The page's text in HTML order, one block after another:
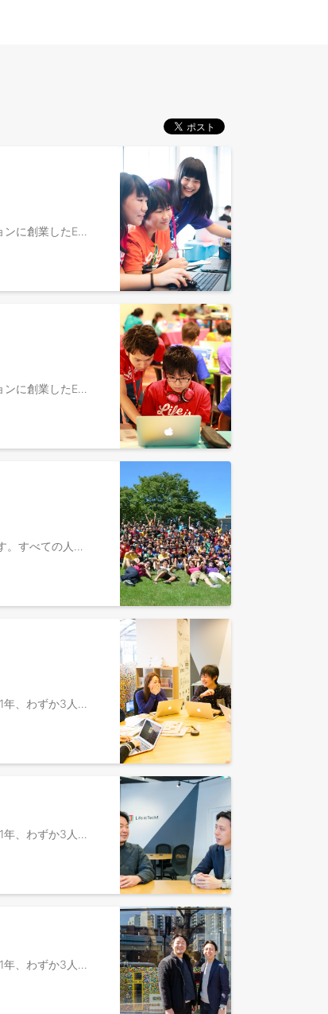
▼私たちについて ライフイズテックは、2010年に「中高生ひとり一人の可能性を一人でも多く、最大限伸ばす」をミッションに創業したEdTech企業です。 中学・高校生向けIT・プログラミング教育サービス「Life is Tech ! （ライフイズテック）」からスタートし、延べ5.9万人以上が参加する国内最大規模のITキャンプ・スクールとなりました。 2018年にオンラインで学べるディズニー・プログラミング学習教材「テクノロジア魔法学校」を発売。 2019年には、新学習指導要領に対応した学校向けオンラインプログラミング教材「ライフイズテック レッスン」の提供を開始しました。本教材は、全国の600以上の自治体、約4,400校の公立・私立学校、約135万人に利用いただいています。現在は、プログラミング教育の枠を超えて、生徒・教員の双方を支援する多様なプログラムを展開中です。 また、学校教育でのデジタル学習環境提供に加えて、課外でより深く実践的な「デジタル × 課題解決体験」をお届けする「自治体向けイノベーション人材育成プログラム」を全国の自治体に提供し始めています。 2021年にはDX事業部を立ち上げ、中高生向けデジタル教育で培ったノウハウを活かして、大手企業を中心に、業界や規模を問わず150社以上の企業に対しDX人材育成サービスを提供しています。 複数の事業が立ち上がり、それぞれが成長するなかで、ライフイズテックは今まさに第二創業期を迎えています。創りたい未来に向けて、まだまだ課題はたくさんあります。100年に1度と言われる教育変革に、ぜひ一緒にチャレンジしませんか。 ▼【EdTech事業】について 令和3年度より全面実施となった新学習指導要領により、中学校でのプログラミング学習領域が拡大されたことを受け、自治体・学校での対応が迫られています。また、プログラミング学習については、教員の専門性やスキルによって自治体内での学校間格差が生まれやすいことが懸念されています。そこで、自治体内での学習内容に差が出ないようEdTech教材「ライフイズテックレッスン」を全ての学校に導入する動きを加速させております。 情報科向けの教材だけでなく、探究活動向けの生成AIサービスや、学校で最先端のAIを活用したモノづくり体験を届けるイベントの実施など、活動の枠は広がっており、地域・社会課題解決を担う次世代の「デジタルイノベーター」育成をできる事業が拡大しています。 ※参考記事：https://life-is-tech.com/news/news/240127-release ▼業務内容 全国の教育委員会や自治体、中学校・高校に対しての新規導入・活用促進・継続の提案をお任せします。 【具体的には】 ・顧客に伴走し、課題・ニーズのヒアリング〜新規導入・継続の提案 ・例えば、学校の教育課題・経営課題のヒアリングを基点としたコンサルティングセールス（EdTech教材、生徒・教員向けキャンプ、探究プログラムなど） ・顧客伴走型のカスタマーサクセス支援（導入説明・活用促進） ・営業戦略の策定、KPI達成のための改善 ▼ポジションの魅力 ・「中高生の未来を作っていく」、「新たな公教育やデジタルイノベーター育成の仕組みを作っていく」という手触り感を感じながら仕事ができる ・全国的な教育変革の追い風のなか、成長中の事業で新たな価値を創造できる ・IS→FS→CSMまで一気通貫で顧客に伴走できるため、コンサルティングセールスとしての総合力が磨ける ▼社員インタビュー ・教育が変わる2020年。「あなたの経験」が教育を変える！今こそ教育業界へ飛び込むべきタイミングな理由 https://www.wantedly.com/companies/lifeistech/post_articles/237750 ・学習格差を埋め、デジタルイノベーション人材を育てる——ライフイズテック https://www.ntt.com/lp/koel/semipublic-interviews/life-is-tech/
▼私たちについて ライフイズテックは、2010年に「中高生ひとり一人の可能性を一人でも多く、最大限伸ばす」をミッションに創業したEdTech企業です。 中学・高校生向けIT・プログラミング教育サービス「Life is Tech ! （ライフイズテック）」からスタートし、延べ5.9万人以上が参加する国内最大規模のITキャンプ・スクールとなりました。 2018年にオンラインで学べるディズニー・プログラミング学習教材「テクノロジア魔法学校」を発売。 2019年には、新学習指導要領に対応した学校向けオンラインプログラミング教材「ライフイズテック レッスン」の提供を開始しました。本教材は、全国の600以上の自治体、約4,400校の公立・私立学校、約135万人に利用いただいています。現在は、プログラミング教育の枠を超えて、生徒・教員の双方を支援する多様なプログラムを展開中です。 また、学校教育でのデジタル学習環境提供に加えて、課外でより深く実践的な「デジタル × 課題解決体験」をお届けする「自治体向けイノベーション人材育成プログラム」を全国の自治体に提供し始めています。 2021年にはDX事業部を立ち上げ、中高生向けデジタル教育で培ったノウハウを活かして、大手企業を中心に、業界や規模を問わず150社以上の企業に対しDX人材育成サービスを提供しています。 複数の事業が立ち上がり、それぞれが成長するなかで、ライフイズテックは今まさに第二創業期を迎えています。創りたい未来に向けて、まだまだ課題はたくさんあります。100年に1度と言われる教育変革に、ぜひ一緒にチャレンジしませんか。 ▼【EdTech事業】について 令和3年度より全面実施となった新学習指導要領により、中学校でのプログラミング学習領域が拡大されたことを受け、自治体・学校での対応が迫られています。また、プログラミング学習については、教員の専門性やスキルによって自治体内での学校間格差が生まれやすいことが懸念されています。そこで、自治体内での学習内容に差が出ないようEdTech教材「ライフイズテックレッスン」を全ての学校に導入する動きを加速させております。 情報科向けの教材だけでなく、探究活動向けの生成AIサービスや、学校で最先端のAIを活用したモノづくり体験を届けるイベントの実施など、活動の枠は広がっており、地域・社会課題解決を担う次世代の「デジタルイノベーター」育成をできる事業が拡大しています。 ※参考記事：https://life-is-tech.com/news/news/240127-release ▼業務内容 全国の教育委員会や自治体、中学校・高校に対しての新規導入・活用促進・継続の提案をお任せします。 【具体的には】 ・顧客に伴走し、課題・ニーズのヒアリング〜新規導入・継続の提案 ・例えば、学校の教育課題・経営課題のヒアリングを基点としたコンサルティングセールス（EdTech教材、生徒・教員向けキャンプ、探究プログラムなど） ・顧客伴走型のカスタマーサクセス支援（導入説明・活用促進） ・営業戦略の策定、KPI達成のための改善 ▼ポジションの魅力 ・「中高生の未来を作っていく」、「新たな公教育やデジタルイノベーター育成の仕組みを作っていく」という手触り感を感じながら仕事ができる ・「教育を通じた社会貢献」という共通ゴールのもと、経営方針に納得感をもって取り組める ・教育変革の社会的ニーズが高まる中で、大きな変化の中でも、自ら事業をリードしていける環境で働くことができる ▼社員インタビュー ・教育が変わる2020年。「あなたの経験」が教育を変える！今こそ教育業界へ飛び込むべきタイミングな理由 https://www.wantedly.com/companies/lifeistech/post_articles/237750 ・学習格差を埋め、デジタルイノベーション人材を育てる——ライフイズテック https://www.ntt.com/lp/koel/semipublic-interviews/life-is-tech/
▼ 私たちが、本気で実現したい未来 「世界を変える力を、すべての人に。」 これは、私たちのコーポレートスローガンです。すべての人が最新のテクノロジーを活用しながら、あらゆる課題を解決し未来を創造していける、そんな可能性に満ちた社会を本気で創りたいと思っています。 ▼ あなたに、仲間として託したいこと 教育を起点に解決すべきまた解決できる社会課題は山のようにあります。私たちは、それらを単に既存事業で対応するだけでなく一つひとつの課題を新しい事業として生み出し継続的に解決していくという強い想いを込めて、自らを「事業開発事業部」と名付けています。 あなたにお任せしたいのは、まさにその「事業開発」です。 私たちのチームには、元官僚、コンサルタント、起業家、そして事業会社で圧倒的な成果を出してきた者など、多様なバックグラウンドを持ちながら「教育で社会を変える」という一点で繋がった熱い想いを持つ仲間が集まっています。あなたには、この最高の仲間たちと共に「共創」の仕掛け人となってほしいと考えています。 「共創」とは、次世代の人材を輩出する学校、ビジネスの力で社会を良くする企業、地方創生を図ろうとする国や自治体といった多様な関係者の懐に深く入り込み、信頼を築き、彼らと共に未来を創り上げていくことです。 具体的には、地域で育った若者がAIやデジタルなどの最新テクノロジーを武器に、地域の課題を解決し、それが新たな産業や雇用に繋がっていく—そんな持続可能な「エコシステム」を、あなたの担当する地域で、あなた自身の手でゼロから創り上げていただきます。 ▼ 私たちが約束する「成長」と「未来」 この仕事は、前例のない挑戦の連続です。だからこそ、私たちは仲間になる方に最高の成長機会を約束します。 1. 最高の戦略は、最高の「解像度」から生まれる 入社後はまず、教育や地域課題の最前線に入り込み先生や生徒、地域の方々と向き合い、徹底的に現場の「解像度」を上げていただきます。その生々しい手触り感こそが、机上の空論ではない本当に社会を動かす事業の源泉になると信じているからです。 2. キャリアは、自分の意志で創り上げていく 現場で実績を上げた先には、マネジメントとしてチームを率いる道もあればより大きな社会変革プロジェクトを専門家としてリードする道もあります。私たちは、メンバー一人ひとりが自分のWILL（意志）でキャリアを創り上げていく「事業家」の集団でありたいのです。 ------------ ▼社員インタビュー / イベント記事 ・学習格差を埋め、デジタルイノベーション人材を育てる——ライフイズテック https://www.ntt.com/lp/koel/semipublic-interviews/life-is-tech/ ・産官学を巻き込んで既存の枠組みを再構築する。ライフイズテックだからこそ味わえる事業開発の醍醐味とは https://www.wantedly.com/companies/lifeistech/post_articles/959196 ・山梨県DX人材育成エコシステム創出事業 https://dxecosystem-yamanashi.jp/ ・場所を越える教育革命を。デジタル教育が拓く地方創生の未来｜【ライフイズテックJAMレポート】 https://note.com/lifeistech/n/n68a698cf4e06 ・次世代教育への想いが集結【ライフイズテックの取り組みと成果、そして未来へのビジョン】 https://note.com/lifeistech/n/nb054b088c14a
▼ライフイズテックについて ライフイズテックは、2010年に創業したEdTechを軸とする社会変革カンパニーです。 2011年、わずか3人の参加者から始まったキャンプ事業を皮切りに、私たちは一貫したミッションと、独自の強みである「LX（Learning Experience：学習体験）」を軸に成長を続けてきました。現在では、オンライン教材や学校向け教材の提供、自治体向けのイノベーション人材育成プログラム、企業向けDX研修など、次々と事業領域を拡大しています。 コーポレートスローガン：「世界を変える力を、すべての人に。」 ミッション：「中高生ひとり一人の可能性を、一人でも多く、最大限伸ばす」 ▼事業開発事業部について 2019年、新学習指導要領に対応した学校向けオンラインプログラミング教材「ライフイズテック レッスン」をリリースしました。現在、本教材は全国600以上の自治体、約4,400校の公立・私立学校、約135万人のユーザーに利用される教育インフラへと成長しています。 私たちは単なる「教材の提供」に留まりません。学校教育でのデジタル学習環境の提供に加え、課外活動としてより深く実践的な「デジタル×課題解決体験」を届ける「自治体向けイノベーション人材育成プログラム」を全国で展開し始めています。 教育を起点に解決すべき、そして解決できる社会課題は山積しています。それらを単に既存事業の枠組みで捉えるのではなく、一つひとつの課題を「新しい事業」として生み出し、継続的に解決していく。その強い決意を込めて、私たちは自らを「事業開発事業部」と名付けています。 ▼事業企画グループについて 事業戦略の設計と計画の実行管理を通じて、事業開発事業部の持続的な成長を実現するグループです。 事業部全体の売上・利益目標達成に責任を持ち、事業運営基盤の構築・運用を担っています。 ▼募集の背景 事業拡大のスピードに対して、データやSFAの整備・運用が追いついていく仕組みづくりが急務となっています。組織の拡大・再編に耐える「信頼できる1つの数字」をつくるために、データ基盤（DWH）とSFAを設計・運用できる人材を求めています。 ▼業務内容 ・計画設計（事業計画作成・売上構造整理・KPI設計） ・モニタリング（KPIダッシュボード整備・PL予実/売上進捗管理） ・事業運営基盤（AI活用・情報可視化・再現性の構築） ・運用（OKR/PDCAサイクル） ・組織運営基盤（体制・会議体最適化） ▼ポジションの魅力 ・「教育を通じた社会貢献」という共通ゴールのもと、経営方針に納得感をもって取り組めます ・大量のデータを一元化し、事業部の「信頼できる1つの数字」をゼロから作る仕事に、裁量を持って取り組めます ・データ整備という足元の業務から、事業計画設計という上流工程まで、裁量の幅が広がっていく成長機会があります ・SaaS/EdTech/D2C等での事業データ運用経験を、社会課題解決に直結する事業でダイレクトに活かせます ・AI/LLMを実務に組み込む新しい働き方を、事業のど真ん中で実践できます ▼社員インタビュー / 事業記事 ・学習格差を埋め、デジタルイノベーション人材を育てる——ライフイズテック https://www.ntt.com/lp/koel/semipublic-interviews/life-is-tech/ ・産官学を巻き込んで既存の枠組みを再構築する。ライフイズテックだからこそ味わえる事業開発の醍醐味とは https://www.wantedly.com/companies/lifeistech/post_articles/959196 ・山梨県DX人材育成エコシステム創出事業 https://dxecosystem-yamanashi.jp/ ・場所を越える教育革命を。デジタル教育が拓く地方創生の未来｜【ライフイズテックJAMレポート】 https://note.com/lifeistech/n/n68a698cf4e06 ・次世代教育への想いが集結【ライフイズテックの取り組みと成果、そして未来へのビジョン】 https://note.com/lifeistech/n/nb054b088c14a
▼ライフイズテックについて ライフイズテックは、2010年に創業したEdTechを軸とする社会変革カンパニーです。 2011年、わずか3人の参加者から始まったキャンプ事業を皮切りに、私たちは一貫したミッションと、独自の強みである「LX（Learning Experience：学習体験）」を軸に成長を続けてきました。現在では、オンライン教材や学校向け教材の提供、自治体向けのイノベーション人材育成プログラム、企業向けDX研修など、次々と事業領域を拡大しています。 コーポレートスローガン：「世界を変える力を、すべての人に。」 ミッション：「中高生ひとり一人の可能性を、一人でも多く、最大限伸ばす」 ▼事業開発事業部について 2019年、新学習指導要領に対応した学校向けオンラインプログラミング教材「ライフイズテック レッスン」をリリースしました。現在、本教材は全国600以上の自治体、約4,400校の公立・私立学校、約135万人のユーザーに利用される教育インフラへと成長しています。 私たちは単なる「教材の提供」に留まりません。学校教育でのデジタル学習環境の提供に加え、課外活動としてより深く実践的な「デジタル×課題解決体験」を届ける「自治体向けイノベーション人材育成プログラム」を全国で展開し始めています。 教育を起点に解決すべき、そして解決できる社会課題は山積しています。それらを単に既存事業の枠組みで捉えるのではなく、一つひとつの課題を「新しい事業」として生み出し、継続的に解決していく。その強い決意を込めて、私たちは自らを「事業開発事業部」と名付けています。 ▼業務内容 現在、日本の教育現場は歴史的な転換期にあります。 高校での「情報Ⅰ」必履修化に加え、2025年度からは大学入学共通テストでの科目新設が決定しています。さらに、2030年度（令和12年度）から全面実施予定の次期学習指導要領改訂においては、情報教育がAI時代に対応する“新しい基礎力”として抜本的に強化される方針が示されています。 文部科学省が小学校から高校までの一貫した情報活用能力の向上を目指す中、当社のプログラムへの需要は全国の自治体・学校で飛躍的に高まっており、今後さらなる事業拡大が見込まれています。 この変化の激しいフェーズにおいて、特定の領域に閉じず、次世代の公教育のあり方を再定義し、事業戦略の立案から組織マネジメントまでを牽引するリーダーを募集します。 【具体的な業務内容】 ・各教育段階における課題を捉え、最適なソリューション（教材・研修・イベント等）を組み合わせた事業戦略の立案 ・自治体の首長や教育長、パートナー企業の経営層など、地域の意思決定者と深く対話し、数年単位の「地域変革プロジェクト」の合意を形成 ・プロジェクトの進展や市場環境の変化に合わせた柔軟なチームを組成・再編 ・個別の成功事例を構造化し、他地域や他領域でも再現可能な組織・プロセス構築 ・多様なプロフェッショナルメンバーを束ね、個々のスキルの最大化 ▼ポジションの魅力 ・「教育を通じた社会貢献」という共通ゴールのもと、経営方針に納得感をもって取り組むことができます ・教育変革の社会的ニーズが高まる中で、大きな変化の中でも、自ら事業をリードしていける環境で働くことができます ・組織が拡大・変化する過程にあるため、決まった枠組みの中で動くのではなく、自ら組織のあり方を創り出す面白さがあります ・「中高生の未来を作っていく」、「新たな公教育やデジタルイノベーター育成の仕組みを作っていく」という手触り感を感じながら仕事ができます ▼社員インタビュー / 事業記事 ・学習格差を埋め、デジタルイノベーション人材を育てる——ライフイズテック https://www.ntt.com/lp/koel/semipublic-interviews/life-is-tech/ ・産官学を巻き込んで既存の枠組みを再構築する。ライフイズテックだからこそ味わえる事業開発の醍醐味とは https://www.wantedly.com/companies/lifeistech/post_articles/959196 ・山梨県DX人材育成エコシステム創出事業 https://dxecosystem-yamanashi.jp/ ・場所を越える教育革命を。デジタル教育が拓く地方創生の未来｜【ライフイズテックJAMレポート】 https://note.com/lifeistech/n/n68a698cf4e06 ・次世代教育への想いが集結【ライフイズテックの取り組みと成果、そして未来へのビジョン】 https://note.com/lifeistech/n/nb054b088c14a
▼ライフイズテックについて ライフイズテックは、2010年に創業したEdTechを軸とする社会変革カンパニーです。 2011年、わずか3人の参加者から始まったキャンプ事業を皮切りに、私たちは一貫したミッションと、独自の強みである「LX（Learning Experience：学習体験）」を軸に成長を続けてきました。現在では、オンライン教材や学校向け教材の提供、自治体向けのイノベーション人材育成プログラム、企業向けDX研修など、次々と事業領域を拡大しています。 コーポレートスローガン：「世界を変える力を、すべての人に。」 ミッション：「中高生ひとり一人の可能性を、一人でも多く、最大限伸ばす」 ▼事業開発事業部について 2019年、新学習指導要領に対応した学校向けオンラインプログラミング教材「ライフイズテック レッスン」をリリースしました。現在、本教材は全国600以上の自治体、約4,400校の公立・私立学校、約135万人のユーザーに利用される教育インフラへと成長しています。 私たちは単なる「教材の提供」に留まりません。学校教育でのデジタル学習環境の提供に加え、課外活動としてより深く実践的な「デジタル×課題解決体験」を届ける「自治体向けイノベーション人材育成プログラム」を全国で展開し始めています。 教育を起点に解決すべき、そして解決できる社会課題は山積しています。それらを単に既存事業の枠組みで捉えるのではなく、一つひとつの課題を「新しい事業」として生み出し、継続的に解決していく。その強い決意を込めて、私たちは自らを「事業開発事業部」と名付けています。 ▼業務内容 Edtechを軸に、国、行政、企業、学校を巻き込んだ新規事業開発をお任せします。 私たちのチームは、元官僚、コンサルタント、起業家、事業会社で圧倒的な成果を出してきた者など、多様なバックグラウンドを持つ仲間が集まっています。全員が「教育で社会を変える」という一点で繋がる熱いチームです 。 この最高の仲間たちと共に、地域で育った若者がAIやデジタルなどの最新テクノロジーを武器に地域の課題を解決し、それが新たな産業や雇用に繋がっていく——。そんな持続可能な「DX人材育成エコシステム」を、あなた自身の手でゼロから構築していただくことを期待しています 。 【具体的には】 ・課題の探究と事業の実装：行政や地域が直面する重要課題を深く探究し、解決のための事業を構想・提案する責任者としてリードしていただきます 。 ・戦略立案と変革支援：従来の枠組みにとらわれない新たな成長戦略を立案し、自治体の持続的かつ飛躍的な成長を支援します 。 ・社会的インパクトの創出：これらの取り組みを通じて、地域社会、ひいては日本全体に大きなパラダイムシフトを起こすことを目指します。 ▼ポジションの魅力 ・コンサルティングファームでは「提言」で終わることが多い中、自ら描いた絵が予算化され、数万人規模の中高生の学びを直接変える「社会実装」の全プロセスを主導できます。 ・自治体の首長や教育長といったキーマンの懐に入り込み、日本を変える「教育×DX」のビッグプロジェクトを、責任者と共に創り上げる経験が得られます。 ・未だ世の中にない事業をスピード感をもって構想し具現化できます。 ・地域の事情・課題に応じたイノベーション人材育成を実装することで、地方創生、地域社会の持続的な発展を牽引できます。 ▼社員インタビュー / 事業記事 ・学習格差を埋め、デジタルイノベーション人材を育てる——ライフイズテック https://www.ntt.com/lp/koel/semipublic-interviews/life-is-tech/ ・産官学を巻き込んで既存の枠組みを再構築する。ライフイズテックだからこそ味わえる事業開発の醍醐味とは https://www.wantedly.com/companies/lifeistech/post_articles/959196 ・山梨県DX人材育成エコシステム創出事業 https://dxecosystem-yamanashi.jp/ ・場所を越える教育革命を。デジタル教育が拓く地方創生の未来｜【ライフイズテックJAMレポート】 https://note.com/lifeistech/n/n68a698cf4e06 ・次世代教育への想いが集結【ライフイズテックの取り組みと成果、そして未来へのビジョン】 https://note.com/lifeistech/n/nb054b088c14a